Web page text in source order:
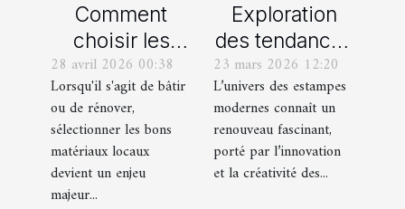
Comment
choisir les
meilleurs
matériaux
locaux pour
votre maison ?
28 avril 2026 00:38
Lorsqu'il s'agit de bâtir
ou de rénover,
sélectionner les bons
matériaux locaux
devient un enjeu
majeur...
Exploration
des tendances
actuelles en
estampes
modernes
23 mars 2026 12:20
L’univers des estampes
modernes connaît un
renouveau fascinant,
porté par l’innovation
et la créativité des...